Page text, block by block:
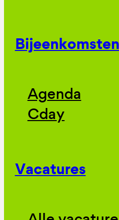
Bijeenkomsten
Agenda
Cday
Vacatures